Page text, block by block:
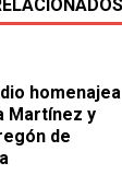
homenajea
Martínez y
de